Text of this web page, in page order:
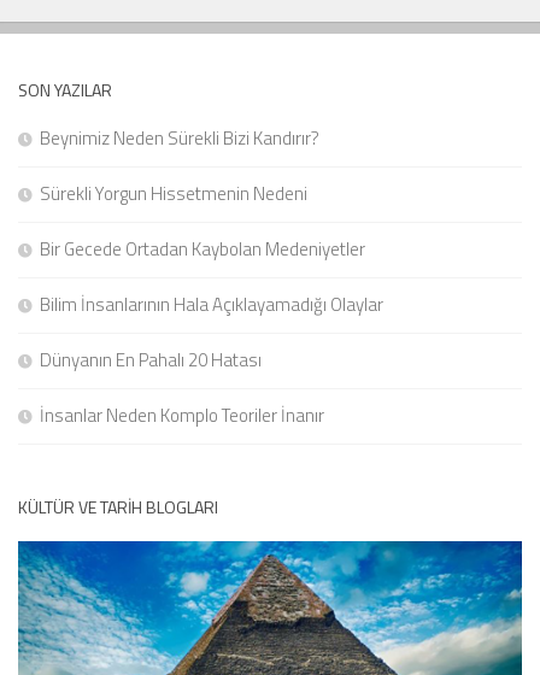
SON YAZILAR
Beynimiz Neden Sürekli Bizi Kandırır?
Sürekli Yorgun Hissetmenin Nedeni
Bir Gecede Ortadan Kaybolan Medeniyetler
Bilim İnsanlarının Hala Açıklayamadığı Olaylar
Dünyanın En Pahalı 20 Hatası
İnsanlar Neden Komplo Teoriler İnanır
KÜLTÜR VE TARIH BLOGLARI